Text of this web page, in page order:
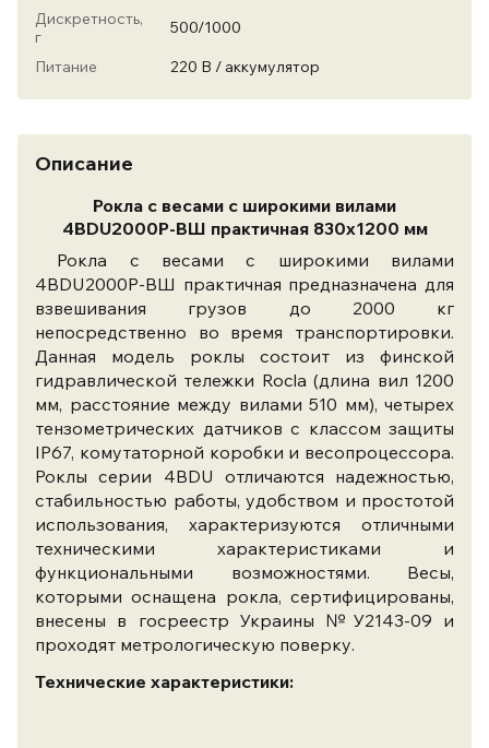
Дискретность,
г
500/1000
Питание
220 В / аккумулятор
Описание
Рокла с весами с широкими вилами
4BDU2000P-ВШ практичная 830x1200 мм
Рокла с весами с широкими вилами
4BDU2000P-ВШ практичная предназначена для
взвешивания грузов до 2000 кг
непосредственно во время транспортировки.
Данная модель роклы состоит из финской
гидравлической тележки Rocla (длина вил 1200
мм, расстояние между вилами 510 мм), четырех
тензометрических датчиков с классом защиты
IP67, комутаторной коробки и весопроцессора.
Роклы серии 4BDU отличаются надежностью,
стабильностью работы, удобством и простотой
использования, характеризуются отличными
техническими характеристиками и
функциональными возможностями. Весы,
которыми оснащена рокла, сертифицированы,
внесены в госреестр Украины №У2143-09 и
проходят метрологическую поверку.
Технические характеристики: